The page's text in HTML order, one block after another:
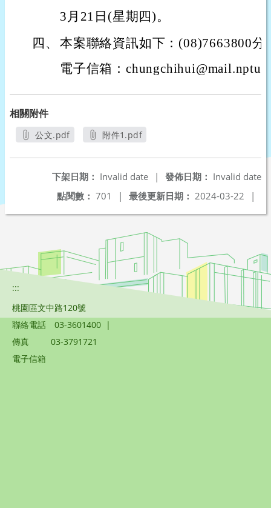
3月21日(星期四)。
四、 本案聯絡資訊如下：(08)7663800分
電子信箱：
相關附件
公文.pdf
附件1.pdf
發佈日期： Invalid date
下架日期： Invalid date
|
最後更新日期： 2024-03-22 |
點閱數： 701 |
:::
桃園區文中路120號
聯絡電話
03-3601400 |
傳真
03-3791721
電子信箱